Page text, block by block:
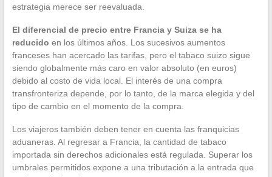
estrategia merece ser reevaluada.
El diferencial de precio entre Francia y Suiza se ha
reducido en los últimos años. Los sucesivos aumentos
franceses han acercado las tarifas, pero el tabaco suizo sigue
siendo globalmente más caro en valor absoluto (en euros)
debido al costo de vida local. El interés de una compra
transfronteriza depende, por lo tanto, de la marca elegida y del
tipo de cambio en el momento de la compra.
Los viajeros también deben tener en cuenta las franquicias
aduaneras. Al regresar a Francia, la cantidad de tabaco
importada sin derechos adicionales está regulada. Superar los
umbrales permitidos expone a una tributación a la entrada que